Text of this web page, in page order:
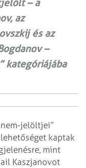
– a
az
és az
–
kategóriájába
jelöltjei”
kaptak
mint
Kaszjanovot